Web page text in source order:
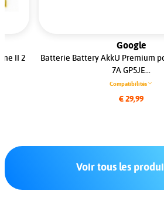
II 2
Google
Batterie Battery AkkU Premium
7A GP5JE...
Compatibilités
€ 29,99
Voir tous les